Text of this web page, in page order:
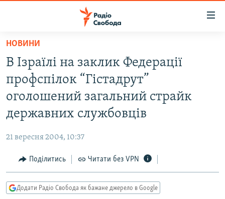
Перейти
основного
матеріалу
Перейти
до
основної
Перейти
пошуку
ВСЕ ЗА ДОБУ
СТАТТІ
СУСПІЛЬСТВО
КУЛЬТУРА
СПОРТ
ДОНБАС.РЕАЛІЇ
КРИМ.РЕАЛІЇ
ТИ ЯК?
НОВИНИ
В Ізраїлі на заклик Федерації
профспілок “Гістадрут”
оголошений загальний страйк
державних службовців
21 вересня 2004, 10:37
Поділитись Читати без VPN
Додати Радіо Свобода як бажане джерело в Google